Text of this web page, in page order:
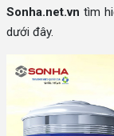
Sonha.net.vn tìm
dưới đây.